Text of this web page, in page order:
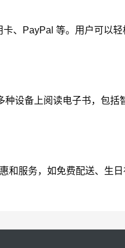
、PayPal 等。用户可以
设备上阅读电子书，包
和服务，如免费配送、生